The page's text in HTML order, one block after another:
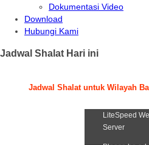
Dokumentasi Video
Download
Hubungi Kami
Jadwal Shalat Hari ini
Jadwal Shalat untuk Wilayah